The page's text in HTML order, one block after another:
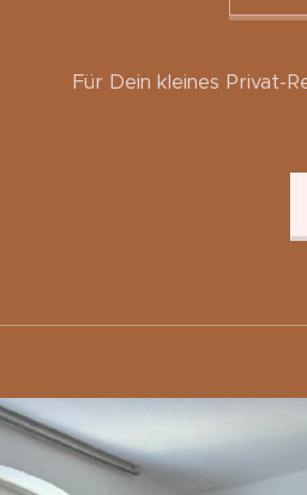
Für Dein kleines Privat-